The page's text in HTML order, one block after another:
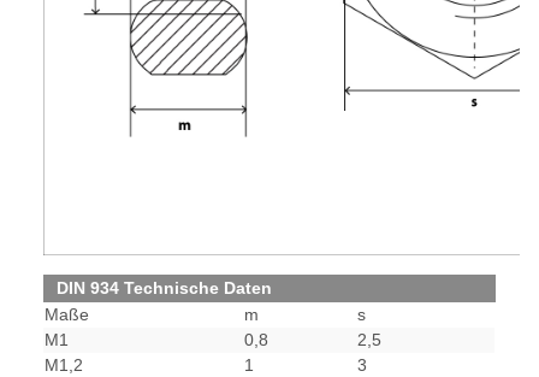
DIN 934 Technische Daten
Maße
m
s
M1
0,8
2,5
M1,2
1
3